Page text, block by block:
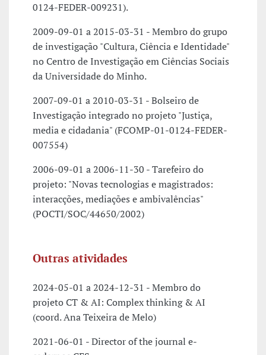
0124-FEDER-009231).
2009-09-01 a 2015-03-31 - Membro do grupo
de investigação "Cultura, Ciência e Identidade"
no Centro de Investigação em Ciências Sociais
da Universidade do Minho.
2007-09-01 a 2010-03-31 - Bolseiro de
Investigação integrado no projeto "Justiça,
media e cidadania" (FCOMP-01-0124-FEDER-
007554)
2006-09-01 a 2006-11-30 - Tarefeiro do
projeto: "Novas tecnologias e magistrados:
interacções, mediações e ambivalências"
(POCTI/SOC/44650/2002)
Outras atividades
2024-05-01 a 2024-12-31 - Membro do
projeto CT & AI: Complex thinking & AI
(coord. Ana Teixeira de Melo)
2021-06-01 - Director of the journal e-